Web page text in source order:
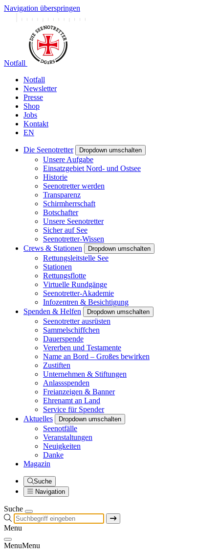
Navigation überspringen
Notfall
Notfall
Newsletter
Presse
Shop
Jobs
Kontakt
EN
Die Seenotretter Dropdown umschalten
Unsere Aufgabe
Einsatzgebiet Nord- und Ostsee
Historie
Seenotretter werden
Transparenz
Schirmherrschaft
Botschafter
Unsere Seenotretter
Sicher auf See
Seenotretter-Wissen
Crews & Stationen
Dropdown umschalten
Rettungsleitstelle See
Stationen
Rettungsflotte
Virtuelle Rundgänge
Seenotretter-Akademie
Infozentren & Besichtigung
Spenden & Helfen
Dropdown umschalten
Seenotretter ausrüsten
Sammelschiffchen
Dauerspende
Vererben und Testamente
Name an Bord – Großes bewirken
Zustiften
Unternehmen & Stiftungen
Anlassspenden
Freianzeigen & Banner
Ehrenamt an Land
Service für Spender
Aktuelles
Dropdown umschalten
Seenotfälle
Veranstaltungen
Neuigkeiten
Danke
Magazin
Suche
Navigation
Suche
Menu
MenuMenu